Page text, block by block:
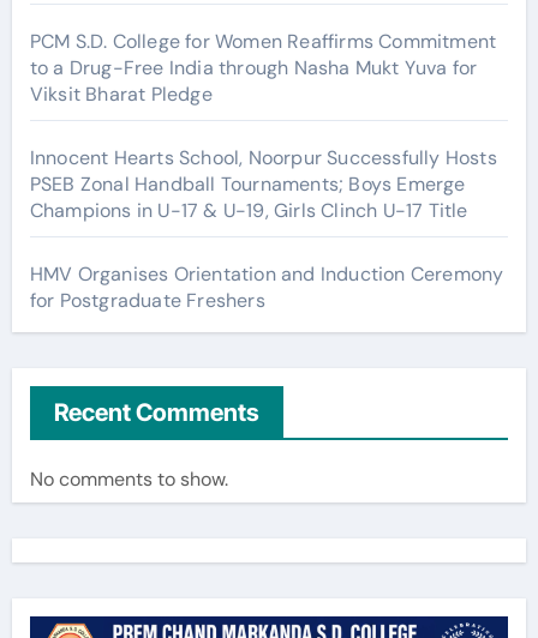
PCM S.D. College for Women Reaffirms Commitment
to a Drug-Free India through Nasha Mukt Yuva for
Viksit Bharat Pledge
Innocent Hearts School, Noorpur Successfully Hosts
PSEB Zonal Handball Tournaments; Boys Emerge
Champions in U-17 & U-19, Girls Clinch U-17 Title
HMV Organises Orientation and Induction Ceremony
for Postgraduate Freshers
Recent Comments
No comments to show.